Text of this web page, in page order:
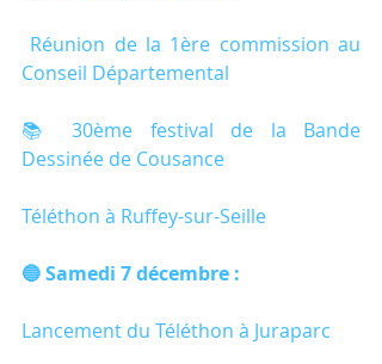
Conseil Départemental
📚 30ème festival de la Bande
Dessinée de Cousance
Téléthon à Ruffey-sur-Seille
🔵 Samedi 7 décembre :
Lancement du Téléthon à Juraparc